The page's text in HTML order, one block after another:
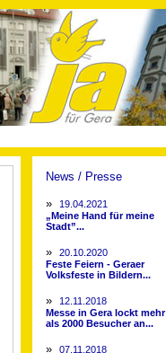
News / Presse
»
19.04.2021
„Meine Hand für meine
Stadt”...
»
20.10.2020
Feste Feiern - Geraer
Volksfeste in Bildern...
»
12.11.2018
Messe in Gera lockt mehr
als 2000 Besucher an...
»
07.11.2018